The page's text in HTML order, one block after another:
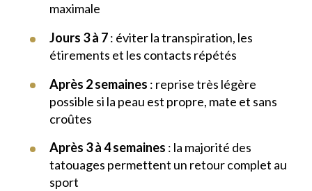
maximale
Jours 3 à 7: éviter la transpiration, les
étirements et les contacts répétés
Après 2 semaines : reprise très légère
possible si la peau est propre, mate et sans
croûtes
Après 3 à 4 semaines : la majorité des
tatouages permettent un retour complet au
sport